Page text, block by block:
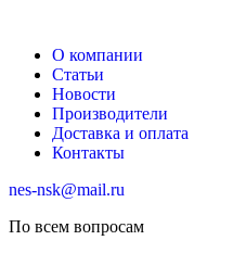
О компании
Статьи
Новости
Производители
Доставка и оплата
Контакты
nes-nsk@mail.ru
По всем вопросам